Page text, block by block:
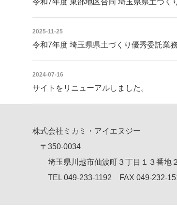
2025-11-25
令和7年度 埼玉県県土づくり優秀委託業
2024-07-16
サイトをリニューアルしました。
株式会社ミカミ・アイエヌジー
〒350-0034
埼玉県川越市仙波町３丁目１３番地２
TEL 049-233-1192 FAX 049-232-